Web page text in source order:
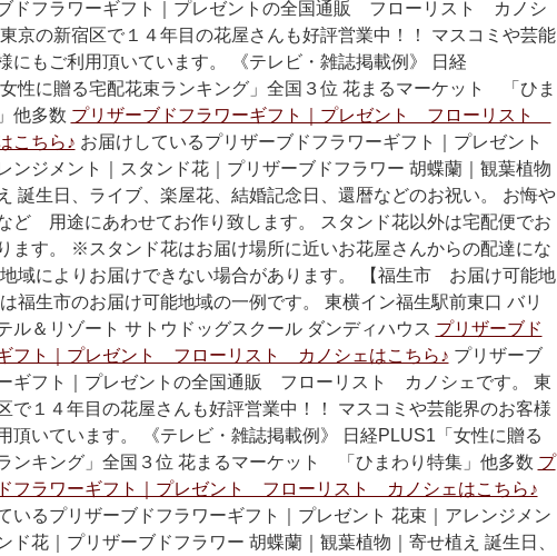
ドフラワーギフト｜プレゼントの全国通販 フローリスト カノシ
京の新宿区で１４年目の花屋さんも好評営業中！！ マスコミや芸能
にもご利用頂いています。 《テレビ・雑誌掲載例》 日経
性に贈る宅配花束ランキング」全国３位 花まるマーケット 「ひま
他多数 プリザーブドフラワーギフト｜プレゼント フローリスト
こちら♪ お届けしているプリザーブドフラワーギフト｜プレゼント
ンジメント｜スタンド花｜プリザーブドフラワー 胡蝶蘭｜観葉植物
誕生日、ライブ、楽屋花、結婚記念日、還暦などのお祝い。 お悔や
ど 用途にあわせてお作り致します。 スタンド花以外は宅配便でお
ます。 ※スタンド花はお届け場所に近いお花屋さんからの配達にな
地域によりお届けできない場合があります。 【福生市 お届け可能地
福生市のお届け可能地域の一例です。 東横イン福生駅前東口 バリ
ル＆リゾート サトウドッグスクール ダンディハウス プリザーブド
フト｜プレゼント フローリスト カノシェはこちら♪ プリザーブ
ギフト｜プレゼントの全国通販 フローリスト カノシェです。 東
で１４年目の花屋さんも好評営業中！！ マスコミや芸能界のお客様
頂いています。 《テレビ・雑誌掲載例》 日経PLUS1「女性に贈る
ンキング」全国３位 花まるマーケット 「ひまわり特集」他多数 プ
フラワーギフト｜プレゼント フローリスト カノシェはこちら♪
いるプリザーブドフラワーギフト｜プレゼント 花束｜アレンジメン
ド花｜プリザーブドフラワー 胡蝶蘭｜観葉植物｜寄せ植え 誕生日、